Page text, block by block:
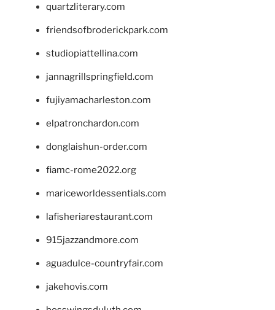
quartzliterary.com
friendsofbroderickpark.com
studiopiattellina.com
jannagrillspringfield.com
fujiyamacharleston.com
elpatronchardon.com
donglaishun-order.com
fiamc-rome2022.org
mariceworldessentials.com
lafisheriarestaurant.com
915jazzandmore.com
aguadulce-countryfair.com
jakehovis.com